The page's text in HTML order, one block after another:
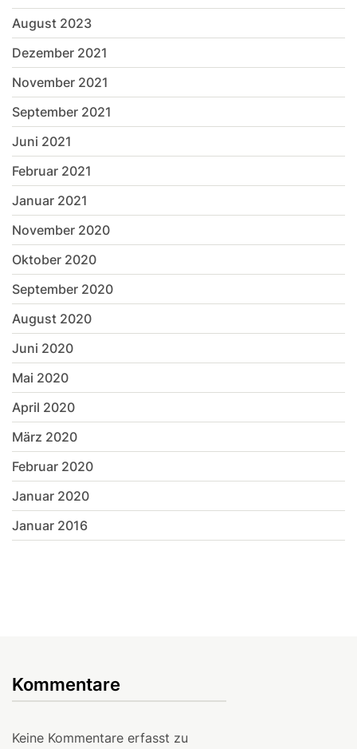
August 2023
Dezember 2021
November 2021
September 2021
Juni 2021
Februar 2021
Januar 2021
November 2020
Oktober 2020
September 2020
August 2020
Juni 2020
Mai 2020
April 2020
März 2020
Februar 2020
Januar 2020
Januar 2016
Kommentare
Keine Kommentare erfasst zu